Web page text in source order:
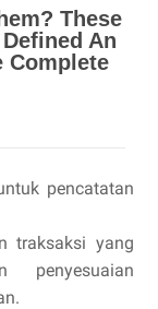
pencatatan
traksaksi yang
penyesuaian